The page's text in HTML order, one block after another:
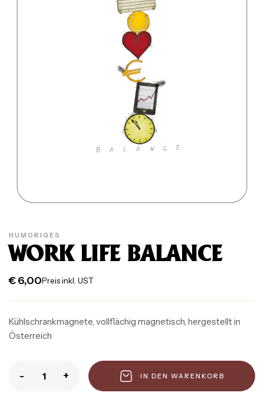
HUMORIGES
WORK LIFE BALANCE
€6,00Preis inkl. UST
Kühlschrankmagnete, vollflächig magnetisch, hergestellt in
Österreich
- + IN DEN WARENKORB